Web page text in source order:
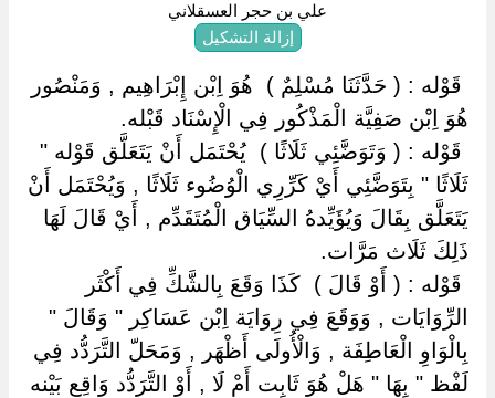
علي بن حجر العسقلاني
إزالة التشكيل
‏ ‏قَوْله : ( حَدَّثَنَا مُسْلِمٌ ) ‏ ‏هُوَ اِبْن إِبْرَاهِيم , وَمَنْصُور
هُوَ اِبْن صَفِيَّة الْمَذْكُور فِي الْإِسْنَاد قَبْله.
‏ ‏قَوْله : ( وَتَوَضَّئِي ثَلَاثًا ) ‏ ‏يُحْتَمَل أَنْ يَتَعَلَّق قَوْله "
ثَلَاثًا " بِتَوَضَّئِي أَيْ كَرِّرِي الْوُضُوء ثَلَاثًا , وَيُحْتَمَل أَنْ
يَتَعَلَّق بِقَالَ وَيُؤَيِّدهُ السِّيَاق الْمُتَقَدِّم , أَيْ قَالَ لَهَا
ذَلِكَ ثَلَاث مَرَّات.
‏ ‏قَوْله : ( أَوْ قَالَ ) ‏ ‏كَذَا وَقَعَ بِالشَّكِّ فِي أَكْثَر
الرِّوَايَات , وَوَقَعَ فِي رِوَايَة اِبْن عَسَاكِر " وَقَالَ "
بِالْوَاوِ الْعَاطِفَة , وَالْأُولَى أَظْهَر , وَمَحَلّ التَّرَدُّد فِي
لَفْظ " بِهَا " هَلْ هُوَ ثَابِت أَمْ لَا , أَوْ التَّرَدُّد وَاقِع بَيْنه